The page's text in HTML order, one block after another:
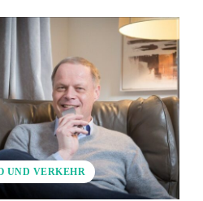
UND VERKEHR